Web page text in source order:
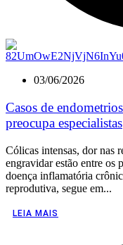
03/06/2026
Casos de
preocupa especialistas
Cólicas intensas, dor nas
engravidar estão entre os
doença inflamatória
reprodutiva, segue em...
LEIA MAIS